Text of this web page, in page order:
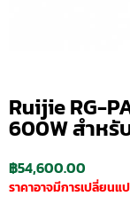
Ruijie RG-
600W สำหรั
฿54,600.00
ราคาอาจมีการเปลี่ยน